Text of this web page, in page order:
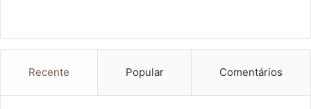
Recente Popular Comentários